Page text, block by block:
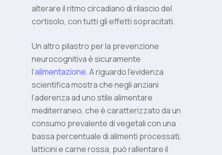
alterare il ritmo circadiano di rilascio del
cortisolo, con tutti gli effetti sopracitati.
Un altro pilastro per la prevenzione
neurocognitiva è sicuramente
l’alimentazione. A riguardo l’evidenza
scientifica mostra che negli anziani
l’aderenza ad uno stile alimentare
mediterraneo, che è caratterizzato da un
consumo prevalente di vegetali con una
bassa percentuale di alimenti processati,
latticini e carne rossa, può rallentare il